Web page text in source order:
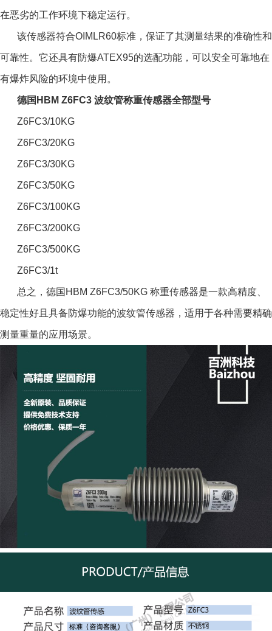
在恶劣的工作环境下稳定运行。
该传感器符合OIMLR60标准，保证了其测量结果的准确性和
可靠性。它还具有防爆ATEX95的选配功能，可以安全可靠地在
有爆炸风险的环境中使用。
德国HBM Z6FC3 波纹管称重传感器全部型号
Z6FC3/10KG
Z6FC3/20KG
Z6FC3/30KG
Z6FC3/50KG
Z6FC3/100KG
Z6FC3/200KG
Z6FC3/500KG
Z6FC3/1t
总之，德国HBM Z6FC3/50KG 称重传感器是一款高精度、
稳定性好且具备防爆功能的波纹管传感器，适用于各种需要精确
测量重量的应用场景。